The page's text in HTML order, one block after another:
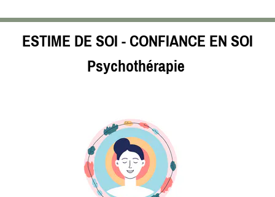
ESTIME DE SOI - CONFIANCE EN SOI
Psychothérapie